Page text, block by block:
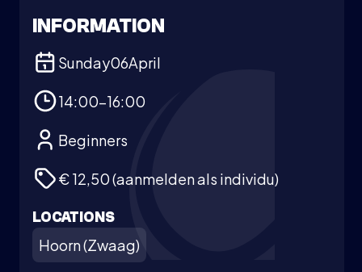
INFORMATION
Sunday06April
14:00-16:00
Beginners
€ 12,50 (aanmelden als individu)
LOCATIONS
Hoorn (Zwaag)